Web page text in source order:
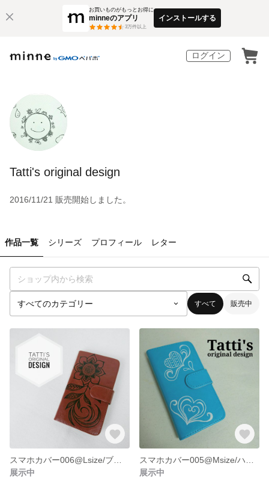
お買いものがもっとお得に
minneのアプリ
3万件以上
インストールする
ログイン
Tatti's original design
2016/11/21 販売開始しました。
作品一覧 シリーズ プロフィール レター
すべて 販売中
展示中
展示中